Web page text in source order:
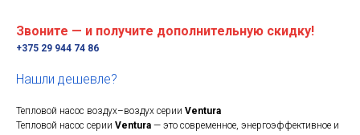
Звоните — и получите дополнительную скидку!
+375 29 944 74 86
Нашли дешевле?
Тепловой насос воздух–воздух серии Ventura
Тепловой насос серии Ventura — это современное, энергоэффективное и